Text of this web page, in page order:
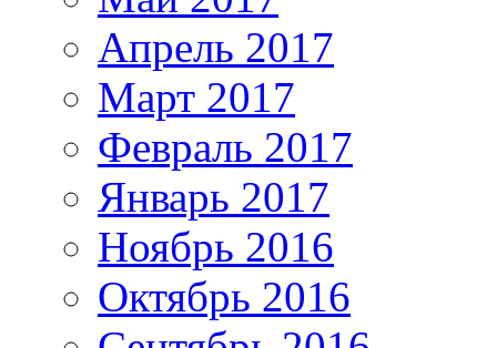
Апрель 2017
Март 2017
Февраль 2017
Январь 2017
Ноябрь 2016
Октябрь 2016